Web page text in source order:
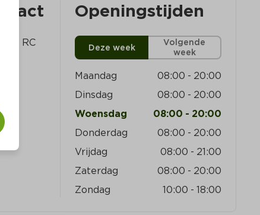
RC
Openingstijden
Deze week
Volgende
week
Maandag 08:00 - 20:00
Dinsdag
08:00 - 20:00
Woensdag
08:00 - 20:00
Donderdag
08:00 - 20:00
Vrijdag
08:00 - 21:00
Zaterdag
08:00 - 20:00
Zondag
10:00 - 18:00